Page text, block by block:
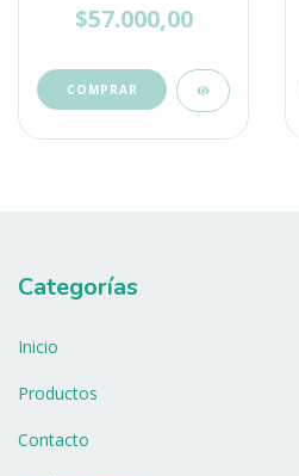
$57.000,00
Categorías
Inicio
Productos
Contacto